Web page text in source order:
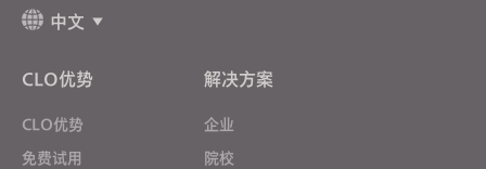
中文
CLO优势
CLO优势
免费试用
解决方案
企业
院校